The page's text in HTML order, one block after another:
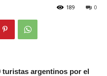
0
189
turistas argentinos por el